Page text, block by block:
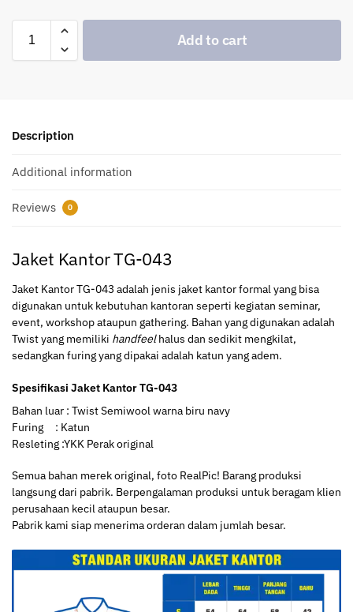
Add to cart
Description
Additional information
Reviews 0
Jaket Kantor TG-043
Jaket Kantor TG-043 adalah jenis jaket kantor formal yang bisa
digunakan untuk kebutuhan kantoran seperti kegiatan seminar,
event, workshop ataupun gathering. Bahan yang digunakan adalah
Twist yang memiliki handfeelhalus dan sedikit mengkilat,
sedangkan furing yang dipakai adalah katun yang adem.
Spesifikasi Jaket Kantor TG-043
Bahan luar : Twist Semiwool warna biru navy
Furing : Katun
Resleting :YKK Perak original
Semua bahan merek original, foto RealPic! Barang produksi
langsung dari pabrik. Berpengalaman produksi untuk beragam klien
perusahaan kecil ataupun besar.
Pabrik kami siap menerima orderan dalam jumlah besar.